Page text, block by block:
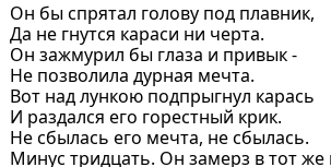
Он бы спрятал голову под плавник,
Да не гнутся караси ни черта.
Он зажмурил бы глаза и привык -
Не позволила дурная мечта.
Вот над лункою подпрыгнул карась
И раздался его горестный крик.
Не сбылась его мечта, не сбылась.
Минус тридцать. Он замерз в тот же